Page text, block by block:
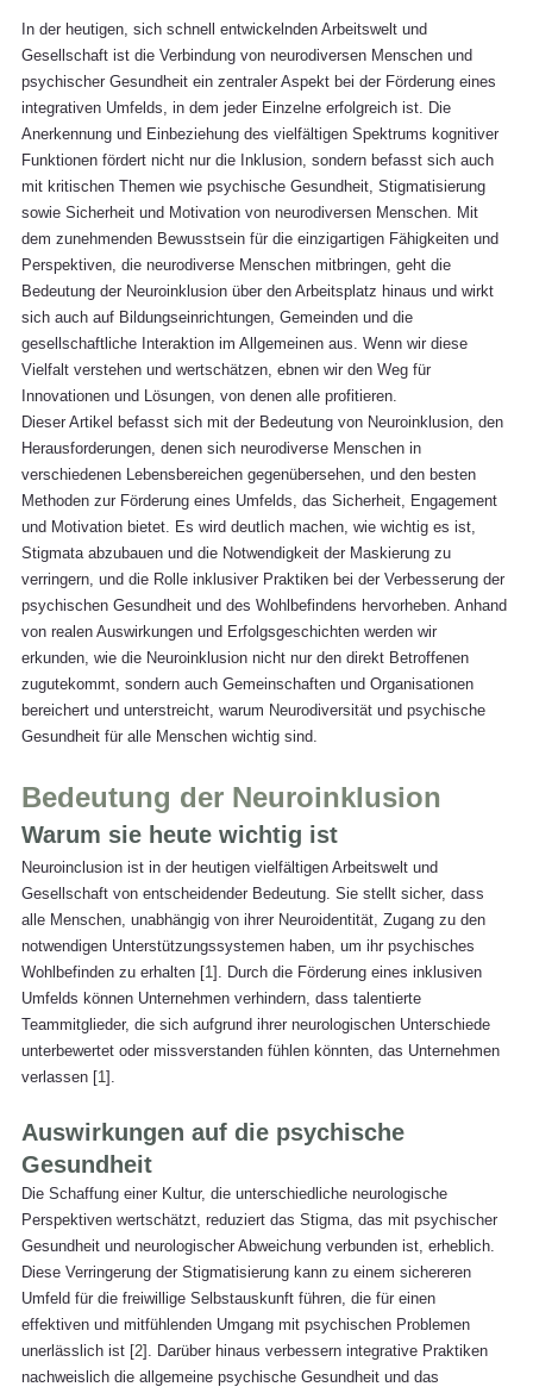
In der heutigen, sich schnell entwickelnden Arbeitswelt und
Gesellschaft ist die Verbindung von neurodiversen Menschen und
psychischer Gesundheit ein zentraler Aspekt bei der Förderung eines
integrativen Umfelds, in dem jeder Einzelne erfolgreich ist. Die
Anerkennung und Einbeziehung des vielfältigen Spektrums kognitiver
Funktionen fördert nicht nur die Inklusion, sondern befasst sich auch
mit kritischen Themen wie psychische Gesundheit, Stigmatisierung
sowie Sicherheit und Motivation von neurodiversen Menschen. Mit
dem zunehmenden Bewusstsein für die einzigartigen Fähigkeiten und
Perspektiven, die neurodiverse Menschen mitbringen, geht die
Bedeutung der Neuroinklusion über den Arbeitsplatz hinaus und wirkt
sich auch auf Bildungseinrichtungen, Gemeinden und die
gesellschaftliche Interaktion im Allgemeinen aus. Wenn wir diese
Vielfalt verstehen und wertschätzen, ebnen wir den Weg für
Innovationen und Lösungen, von denen alle profitieren.
Dieser Artikel befasst sich mit der Bedeutung von Neuroinklusion, den
Herausforderungen, denen sich neurodiverse Menschen in
verschiedenen Lebensbereichen gegenübersehen, und den besten
Methoden zur Förderung eines Umfelds, das Sicherheit, Engagement
und Motivation bietet. Es wird deutlich machen, wie wichtig es ist,
Stigmata abzubauen und die Notwendigkeit der Maskierung zu
verringern, und die Rolle inklusiver Praktiken bei der Verbesserung der
psychischen Gesundheit und des Wohlbefindens hervorheben. Anhand
von realen Auswirkungen und Erfolgsgeschichten werden wir
erkunden, wie die Neuroinklusion nicht nur den direkt Betroffenen
zugutekommt, sondern auch Gemeinschaften und Organisationen
bereichert und unterstreicht, warum Neurodiversität und psychische
Gesundheit für alle Menschen wichtig sind.
Bedeutung der Neuroinklusion
Warum sie heute wichtig ist
Neuroinclusion ist in der heutigen vielfältigen Arbeitswelt und
Gesellschaft von entscheidender Bedeutung. Sie stellt sicher, dass
alle Menschen, unabhängig von ihrer Neuroidentität, Zugang zu den
notwendigen Unterstützungssystemen haben, um ihr psychisches
Wohlbefinden zu erhalten [1]. Durch die Förderung eines inklusiven
Umfelds können Unternehmen verhindern, dass talentierte
Teammitglieder, die sich aufgrund ihrer neurologischen Unterschiede
unterbewertet oder missverstanden fühlen könnten, das Unternehmen
verlassen [1].
Auswirkungen auf die psychische
Gesundheit
Die Schaffung einer Kultur, die unterschiedliche neurologische
Perspektiven wertschätzt, reduziert das Stigma, das mit psychischer
Gesundheit und neurologischer Abweichung verbunden ist, erheblich.
Diese Verringerung der Stigmatisierung kann zu einem sichereren
Umfeld für die freiwillige Selbstauskunft führen, die für einen
effektiven und mitfühlenden Umgang mit psychischen Problemen
unerlässlich ist [2]. Darüber hinaus verbessern integrative Praktiken
nachweislich die allgemeine psychische Gesundheit und das